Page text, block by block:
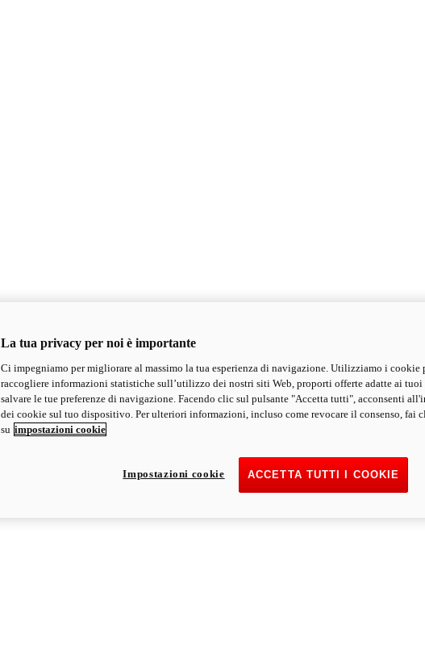
La tua privacy per noi è importante
Ci impegniamo per migliorare al massimo la tua esperienza di navigazione. Utilizziamo i cookie
raccogliere informazioni statistiche sull’utilizzo dei nostri siti Web, proporti offerte adatte ai tuoi
salvare le tue preferenze di navigazione. Facendo clic sul pulsante "Accetta tutti", acconsenti
dei cookie sul tuo dispositivo. Per ulteriori informazioni, incluso come revocare il consenso, fai
su impostazioni cookie
ACCETTA TUTTI I COOKIE
Impostazioni cookie